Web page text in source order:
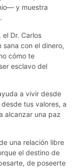
y muestra
Dr. Carlos
sana con el dinero,
cómo te
esclavo del
a vivir desde
tus valores, a
alcanzar una paz
una relación libre
el destino de
de poseerte